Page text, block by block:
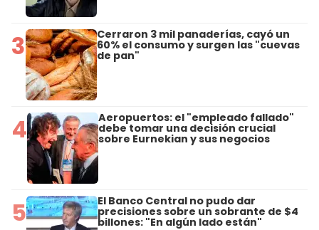
3 Cerraron 3 mil panaderías, cayó un
60% el consumo y surgen las "cuevas
de pan"
4 Aeropuertos: el "empleado fallado"
debe tomar una decisión crucial
sobre Eurnekian y sus negocios
5 El Banco Central no pudo dar
precisiones sobre un sobrante de $4
billones: "En algún lado están"